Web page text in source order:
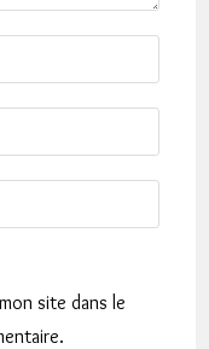
site dans le